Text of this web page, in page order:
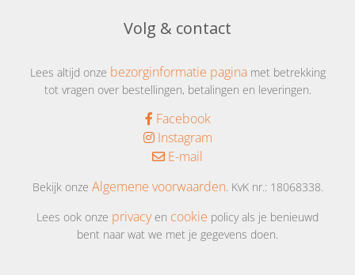
Volg & contact
Lees altijd onze bezorginformatie paginamet betrekking
tot vragen over bestellingen, betalingen en leveringen.
Facebook
Instagram
E-mail
Bekijk onze Algemene voorwaarden. KvK nr.: 18068338.
Lees ook onze privacyen cookie policy als je benieuwd
bent naar wat we met je gegevens doen.